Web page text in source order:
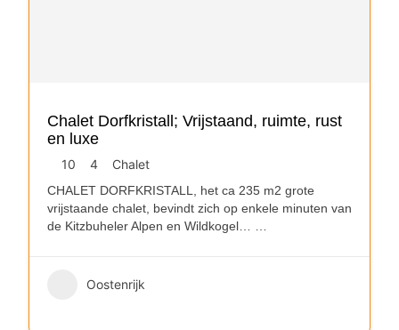
Chalet Dorfkristall; Vrijstaand, ruimte, rust
en luxe
10 4 Chalet
CHALET DORFKRISTALL, het ca 235 m2 grote
vrijstaande chalet, bevindt zich op enkele minuten van
de Kitzbuheler Alpen en Wildkogel…
Oostenrijk